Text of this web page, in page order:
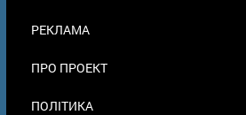
РЕКЛАМА
ПРО ПРОЕКТ
ПОЛІТИКА